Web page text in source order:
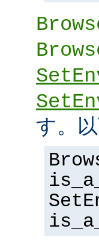
す。